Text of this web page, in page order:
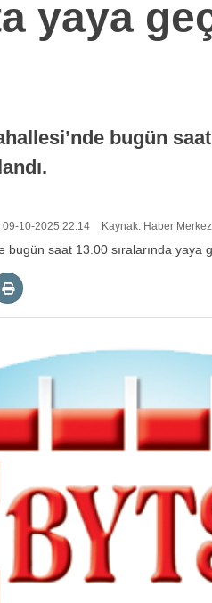
yaya
bugün
09-10-2025 22:14 Kaynak: Haber